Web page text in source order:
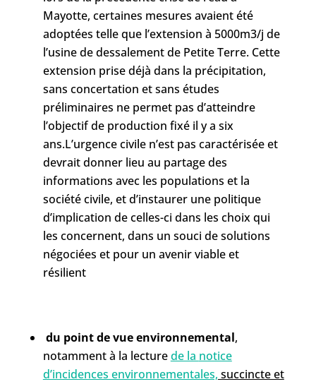
Mayotte, certaines mesures avaient été
adoptées telle que l’extension à 5000m3/j de
l’usine de dessalement de Petite Terre. Cette
extension prise déjà dans la précipitation,
sans concertation et sans études
préliminaires ne permet pas d’atteindre
l’objectif de production fixé il y a six
ans.L’urgence civile n’est pas caractérisée et
devrait donner lieu au partage des
informations avec les populations et la
société civile, et d’instaurer une politique
d’implication de celles-ci dans les choix qui
les concernent, dans un souci de solutions
négociées et pour un avenir viable et
résilient
du point de vue environnemental,
notamment à la lecturede la notice
d’incidences environnementales, succincte et